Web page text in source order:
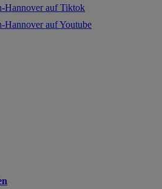
auf Tiktok
auf Youtube